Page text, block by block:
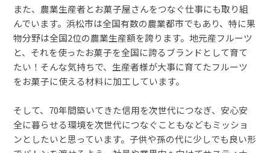
また、農業生産者とお菓子屋さんをつなぐ仕事にも取り組
んでいます。浜松市は全国有数の農業都市でもあり、特に果
物分野は全国2位の農業生産額を誇ります。地元産フルーツ
と、それを使ったお菓子を全国に誇るブランドとして育て
たい！そんな気持ちで、生産者様が大事に育てたフルーツ
をお菓子に使える材料に加工しています。
そして、70年間築いてきた信用を次世代につなぎ、安心安
全に暮らせる環境を次世代につなぐこともなどもミッショ
ンとしたいと思っています。子供や孫の代に少しでも良い形